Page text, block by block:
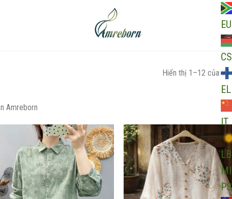
EU
CS
EL
IT
LB
MI
PS
Hiển thị 1–12 của 27
Amreborn
Add to
wishlist